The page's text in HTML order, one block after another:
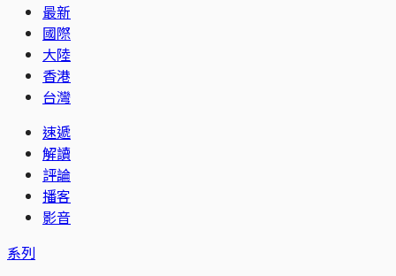
最新
國際
大陸
香港
台灣
速遞
解讀
評論
播客
影音
系列